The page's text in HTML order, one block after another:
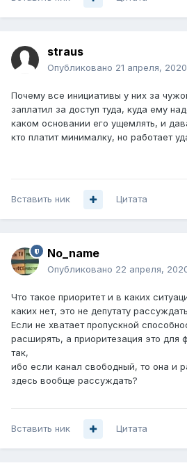
straus
Опубликовано 21 апреля, 2020
Почему все инициативы у них за
заплатил за доступ туда, куда ему
каком основании его ущемлять, и
кто платит минималку, но работает
Вставить ник Цитата
No_name
Опубликовано 22 апреля,
Что такое приоритет и в каких
каких нет, это не депутату
Если не хватает пропускной
расширять, а приоритезация это
так,
ибо если канал свободный, то она и
здесь вообще рассуждать?
Вставить ник Цитата